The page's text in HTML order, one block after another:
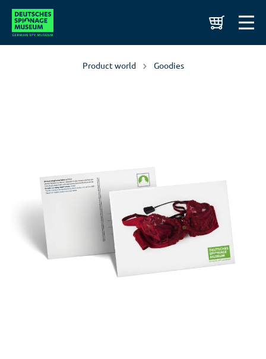
Product world Goodies